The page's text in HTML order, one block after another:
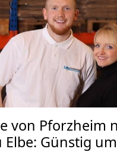
von Pforzheim
Elbe: Günstig